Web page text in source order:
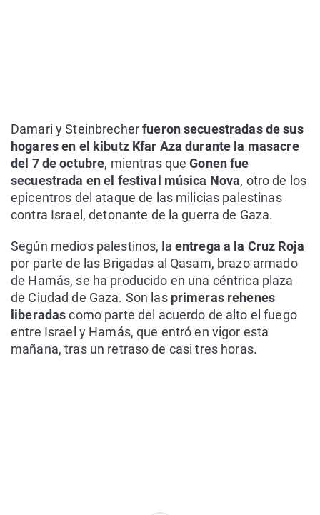
Damari y Steinbrecherfueron secuestradas de sus
hogares en el kibutz Kfar Aza durante la masacre
del 7 de octubre, mientras queGonen fue
secuestrada en el festival música Nova, otro de los
epicentros del ataque de las milicias palestinas
contra Israel, detonante de la guerra de Gaza.
Según medios palestinos, la entrega a la Cruz Roja
por parte de las Brigadas al Qasam, brazo armado
de Hamás, se ha producido en una céntrica plaza
de Ciudad de Gaza. Son las primeras rehenes
liberadascomo parte del acuerdo de alto el fuego
entre Israel y Hamás, que entró en vigor esta
mañana, tras un retraso de casi tres horas.